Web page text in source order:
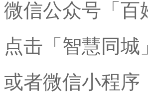
微信公众号「百
点击「智慧同
或者微信小程